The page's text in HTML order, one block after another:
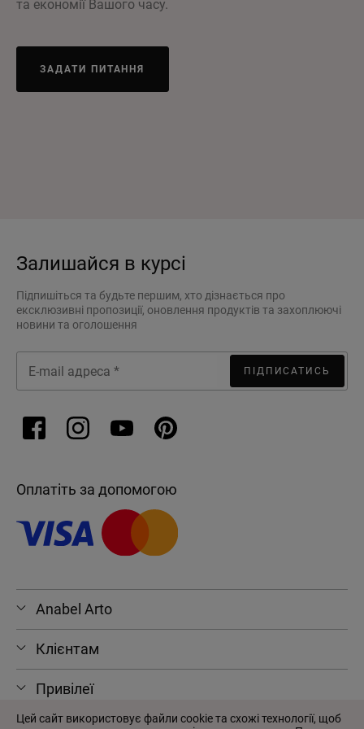
та економії Вашого часу.
ЗАДАТИ ПИТАННЯ
Залишайся в курсі
Підпишіться та будьте першим, хто дізнається про
ексклюзивні пропозиції, оновлення продуктів та захоплюючі
новини та оголошення
ПІДПИСАТИСЬ
Оплатіть за допомогою
Anabel Arto
Клієнтам
Привілеї
Цей сайт використовує файли cookie та схожі технології, щоб